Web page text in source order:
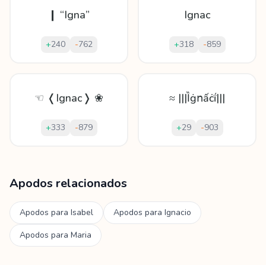
❙ “Igna”
+240 -762
Ignac
+318 -859
☜ ❬Ignac❭ ❀
+333 -879
≈ |||Ȉġոấċḯ|||
+29 -903
Apodos relacionados
Apodos para Isabel Apodos para Ignacio
Apodos para Maria